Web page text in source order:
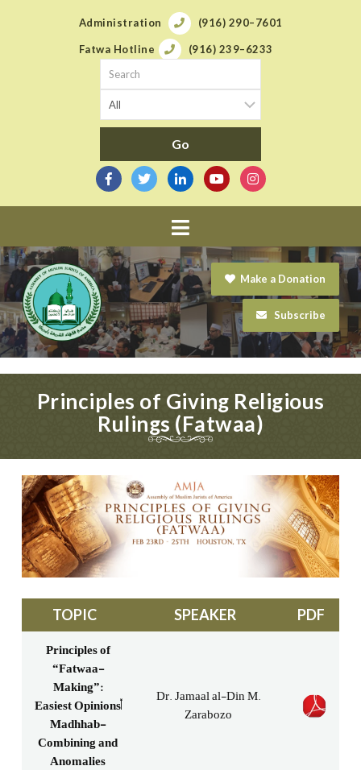
Administration (916) 290–7601
Fatwa Hotline (916) 239–6233
Navigation
Make a Donation
Subscribe
Principles of Giving Religious
Rulings (Fatwaa)
TOPIC SPEAKER PDF
Principles of
“Fatwaa-
Making”:
Easiest Opinions,
Madhhab-
Combining and
Anomalies
Dr. Jamaal al-Din M.
Zarabozo